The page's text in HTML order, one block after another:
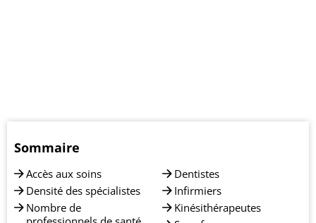
Sommaire
Accès aux soins
Densité des spécialistes
Nombre de
Dentistes
Infirmiers
Kinésithérapeutes